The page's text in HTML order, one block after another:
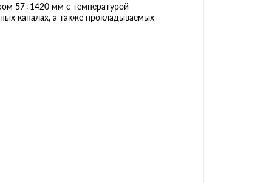
57÷1420 мм с температурой
каналах, а также прокладываемых